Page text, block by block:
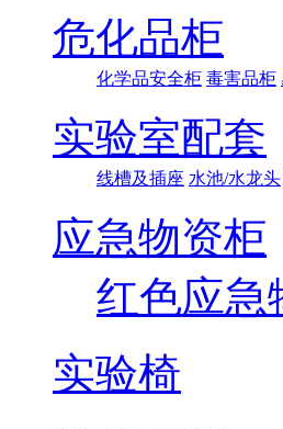
危化品柜
化学品安全柜 毒害品柜
实验室配套
线槽及插座 水池/水龙头
应急物资柜
红色应急
实验椅